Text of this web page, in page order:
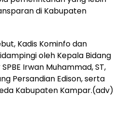
di Kabupaten
Kadis Kominfo dan
oleh Kepala Bidang
Irwan Muhammad, ST,
Persandian Edison, serta
Kabupaten Kampar.(adv)